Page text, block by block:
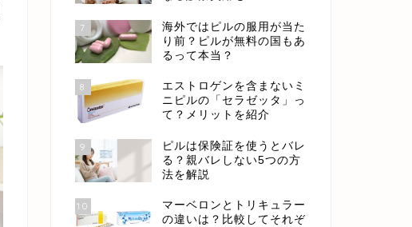
7
海外ではピルの服用が当た
り前？ピルが無料の国もあ
るって本当？
8
エストロゲンを含まないミ
ニピルの「セラゼッタ」っ
て？メリットを紹介
9
ピルは保険証を使うとバレ
る？親バレしない5つの方
法を解説
10
マーベロンとトリキュラー
の違いは？比較してそれぞ